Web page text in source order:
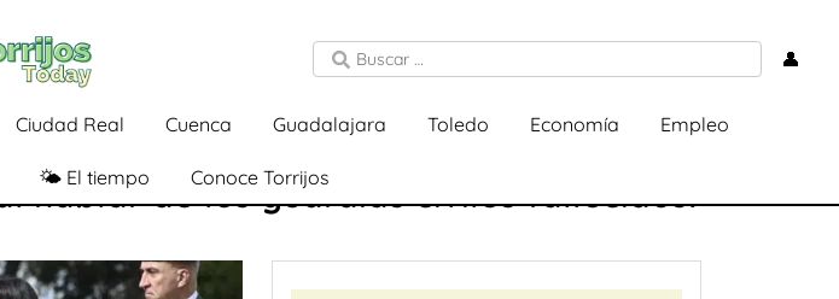
👤
Ciudad Real Cuenca Guadalajara Toledo Economía Empleo
🌤️ El tiempo Conoce Torrijos
hablar de los guardias civiles fallecidos: